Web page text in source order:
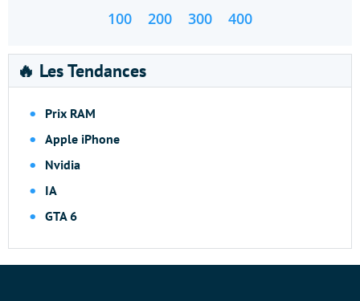
100
200 300 400
🔥 Les Tendances
Prix RAM
Apple iPhone
Nvidia
IA
GTA 6